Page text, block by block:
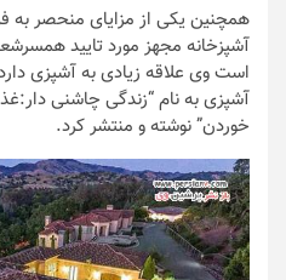
همچنین یکی از مزایای منحصر به
آشپزخانه مجهز مورد تایید
است وی علاقه زیادی به آشپزی دارد و در سال
آشپزی به نام “زندگی چاشنی
خوردن” نوشته و منتشر کرد.